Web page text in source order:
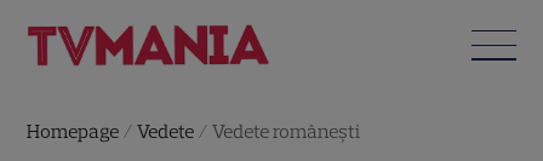
Homepage /Vedete /Vedete româneşti